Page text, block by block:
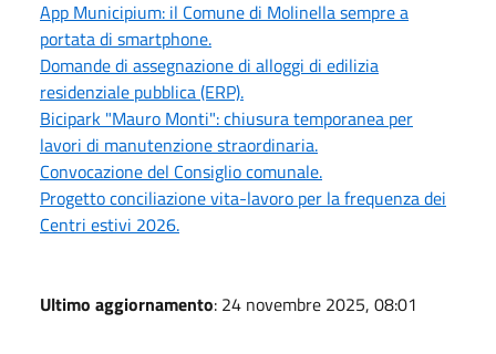
App Municipium: il Comune di Molinella sempre a
portata di smartphone.
Domande di assegnazione di alloggi di edilizia
residenziale pubblica (ERP).
Bicipark "Mauro Monti": chiusura temporanea per
lavori di manutenzione straordinaria.
Convocazione del Consiglio comunale.
Progetto conciliazione vita-lavoro per la frequenza dei
Centri estivi 2026.
Ultimo aggiornamento: 24 novembre 2025, 08:01